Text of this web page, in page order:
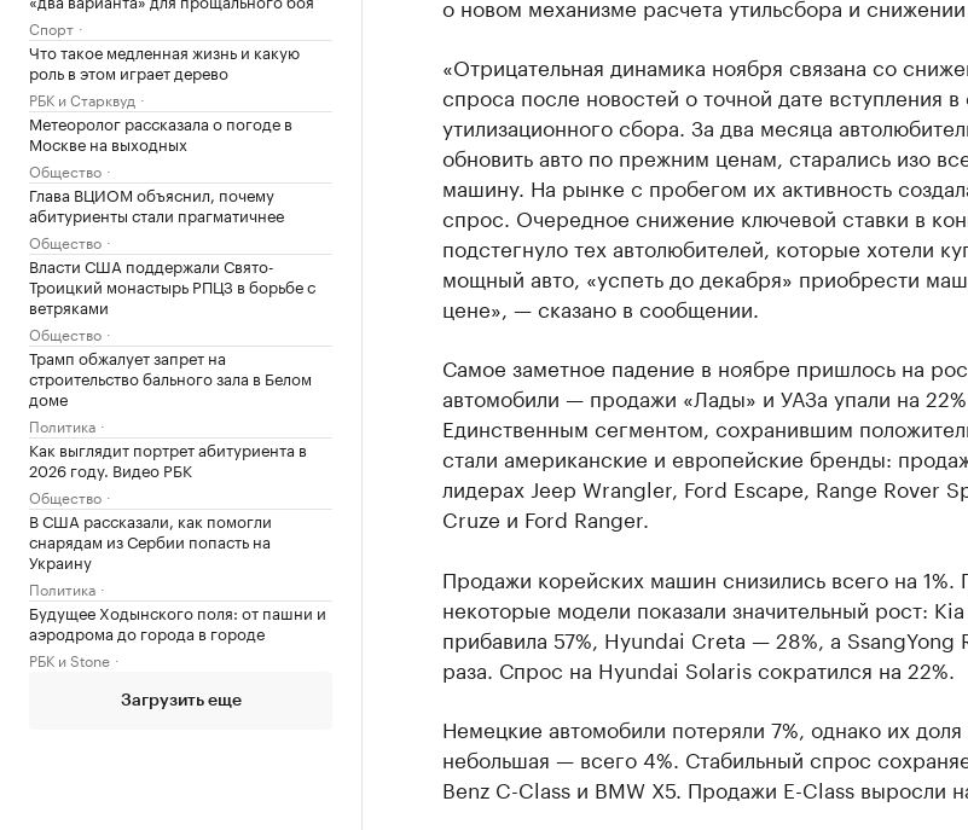
Спорт
Что такое медленная жизнь и какую
роль в этом играет дерево
РБК и Старквуд
Метеоролог рассказала о погоде в
Москве на выходных
Общество
Глава ВЦИОМ объяснил, почему
абитуриенты стали прагматичнее
Общество
Власти США поддержали Свято-
Троицкий монастырь РПЦЗ в борьбе с
ветряками
Общество
Трамп обжалует запрет на
строительство бального зала в Белом
доме
Политика
Как выглядит портрет абитуриента в
2026 году. Видео РБК
Общество
В США рассказали, как помогли
снарядам из Сербии попасть на
Украину
Политика
Будущее Ходынского поля: от пашни и
аэродрома до города в городе
РБК и Stone
Загрузить еще
«Отрицательная динамика ноября связана со
спроса после новостей о точной дате вступления в
утилизационного сбора. За два месяца
обновить авто по прежним ценам, старались изо
машину. На рынке с пробегом их активность
спрос. Очередное снижение ключевой ставки в
подстегнуло тех автолюбителей, которые хотели
мощный авто, «успеть до декабря» приобрести
цене», — сказано в сообщении.
Самое заметное падение в ноябре пришлось на
автомобили — продажи «Лады» и УАЗа упали на 22%
Единственным сегментом, сохранившим
стали американские и европейские бренды:
лидерах Jeep Wrangler, Ford Escape, Range Rover
Cruze и Ford Ranger.
Продажи корейских машин снизились всего на 1%.
некоторые модели показали значительный рост:
прибавила 57%, Hyundai Creta — 28%, а
раза. Спрос на Hyundai Solaris сократился на 22%.
Немецкие автомобили потеряли 7%, однако их
небольшая — всего 4%. Стабильный спрос
Benz C-Class и BMW X5. Продажи E-Class выросли